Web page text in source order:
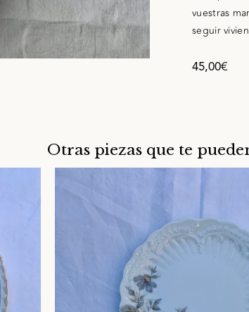
vuestras
seguir
45,00€
Otras piezas que te